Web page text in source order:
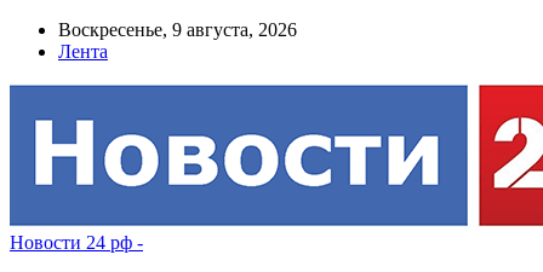
Воскресенье, 9 августа, 2026
Лента
Новости 24 рф -